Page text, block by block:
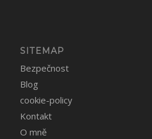
SITEMAP
Bezpečnost
Blog
cookie-policy
Kontakt
O mně